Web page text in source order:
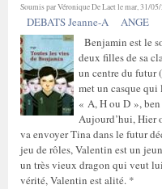
Soumis parVéronique De Laetle mar, 31/
DEBATS Jeanne-A ANGE
Benjamin est le
deux filles de sa
un centre du futur
met un casque
« A, H ou D »,
Aujourd’hui, Hier
va envoyer Tina dans le futur
jeu de rôles, Valentin est un
un très vieux dragon qui veut
vérité, Valentin est alité. *